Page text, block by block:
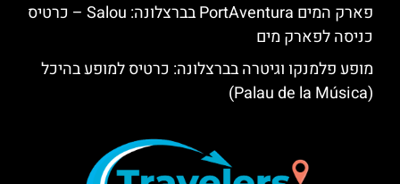
פארק המים PortAventura בברצלונה: Salou – כרטיס
כניסה לפארק מים
מופע פלמנקו וגיטרה בברצלונה: כרטיס למופע בהיכל
(Palau de la Música)